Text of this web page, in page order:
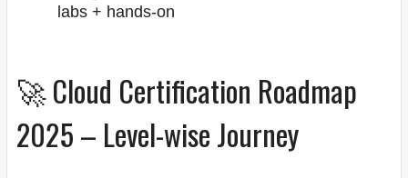
labs + hands-on
🚀 Cloud Certification Roadmap
2025 – Level-wise Journey